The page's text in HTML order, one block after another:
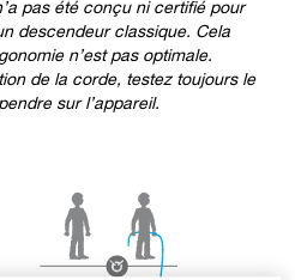
exemples de techniques
Il peut en exister d’autres
pas ici.
pas été conçu ni certifié pour
descendeur classique. Cela
n’est pas optimale.
de la corde, testez toujours le
sur l’appareil.